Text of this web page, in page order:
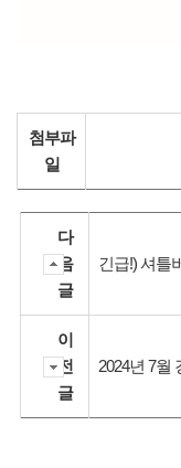
첨부파
일
다
음
글
긴급!) 셔틀
이
전
글
2024년 7월